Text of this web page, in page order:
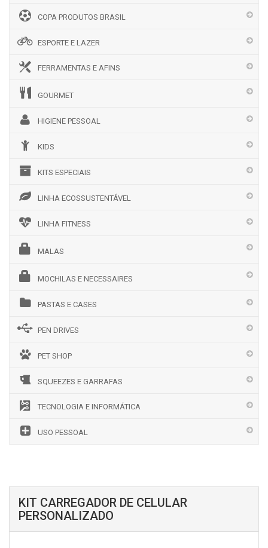
COPA PRODUTOS BRASIL
ESPORTE E LAZER
FERRAMENTAS E AFINS
GOURMET
HIGIENE PESSOAL
KIDS
KITS ESPECIAIS
LINHA ECOSSUSTENTÁVEL
LINHA FITNESS
MALAS
MOCHILAS E NECESSAIRES
PASTAS E CASES
PEN DRIVES
PET SHOP
SQUEEZES E GARRAFAS
TECNOLOGIA E INFORMÁTICA
USO PESSOAL
KIT CARREGADOR DE CELULAR
PERSONALIZADO